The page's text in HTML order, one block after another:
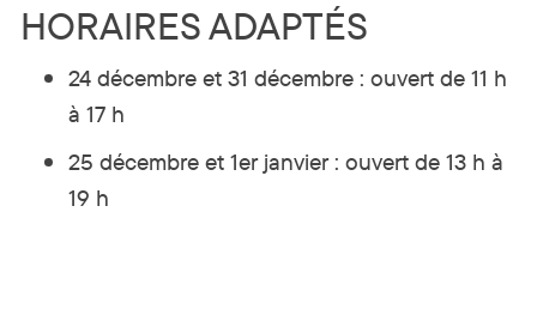
HORAIRES ADAPTÉS
24 décembre et 31 décembre : ouvert de 11 h
à 17 h
25 décembre et 1er janvier : ouvert de 13 h à
19 h